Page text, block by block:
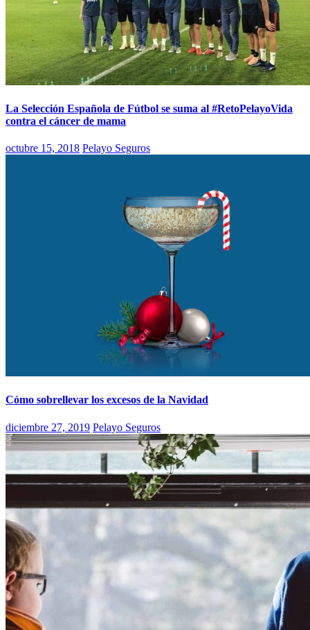
La Selección Española de Fútbol se suma al #RetoPelayoVida
contra el cáncer de mama
octubre 15, 2018 Pelayo Seguros
Cómo sobrellevar los excesos de la Navidad
diciembre 27, 2019 Pelayo Seguros